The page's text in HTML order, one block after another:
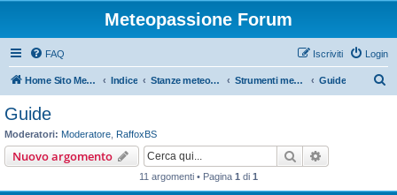
Meteopassione Forum
FAQ Login
Iscriviti
Home Sito Meteopassione Indice Stanze meteorologiche Strumenti meteo Guide
Guide
Moderatori: Moderatore RaffoxBS
Nuovo argomento Cerca
11 argomenti • Pagina 1 di 1